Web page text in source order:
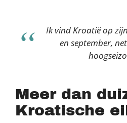
Ik vind Kroatië op
en september,
Meer dan
Kroatische